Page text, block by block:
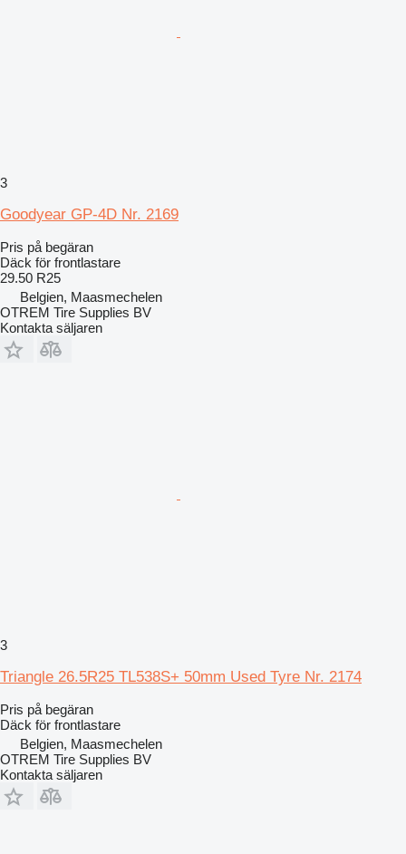
3
Goodyear GP-4D Nr. 2169
Pris på begäran
Däck för frontlastare
29.50 R25
Belgien, Maasmechelen
OTREM Tire Supplies BV
Kontakta säljaren
3
Triangle 26.5R25 TL538S+ 50mm Used Tyre Nr. 2174
Pris på begäran
Däck för frontlastare
Belgien, Maasmechelen
OTREM Tire Supplies BV
Kontakta säljaren